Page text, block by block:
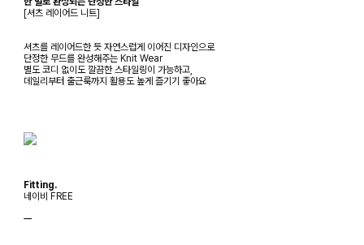
[셔츠 레이어드 니트]
셔츠를 레이어드한 듯 자연스럽게 이어진 디자인으로
단정한 무드를 완성해주는 Knit Wear
별도 코디 없이도 깔끔한 스타일링이 가능하고,
데일리부터 출근룩까지 활용도 높게 즐기기 좋아요
Fitting.
네이비 FREE
ㅡ